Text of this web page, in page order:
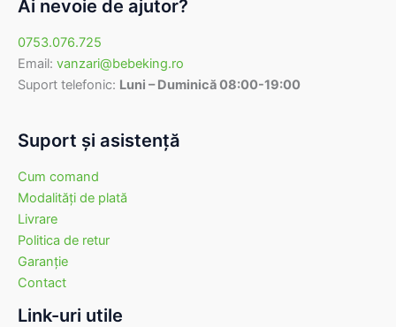
Ai nevoie de ajutor?
0753.076.725
Email: vanzari@bebeking.ro
Suport telefonic: Luni – Duminică 08:00-19:00
Suport şi asistenţă
Cum comand
Modalităţi de plată
Livrare
Politica de retur
Garanţie
Contact
Link-uri utile